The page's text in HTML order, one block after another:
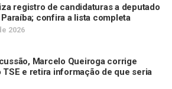
registro de candidaturas a deputado
confira a lista completa
2026
Marcelo Queiroga corrige
TSE e retira informação de que seria